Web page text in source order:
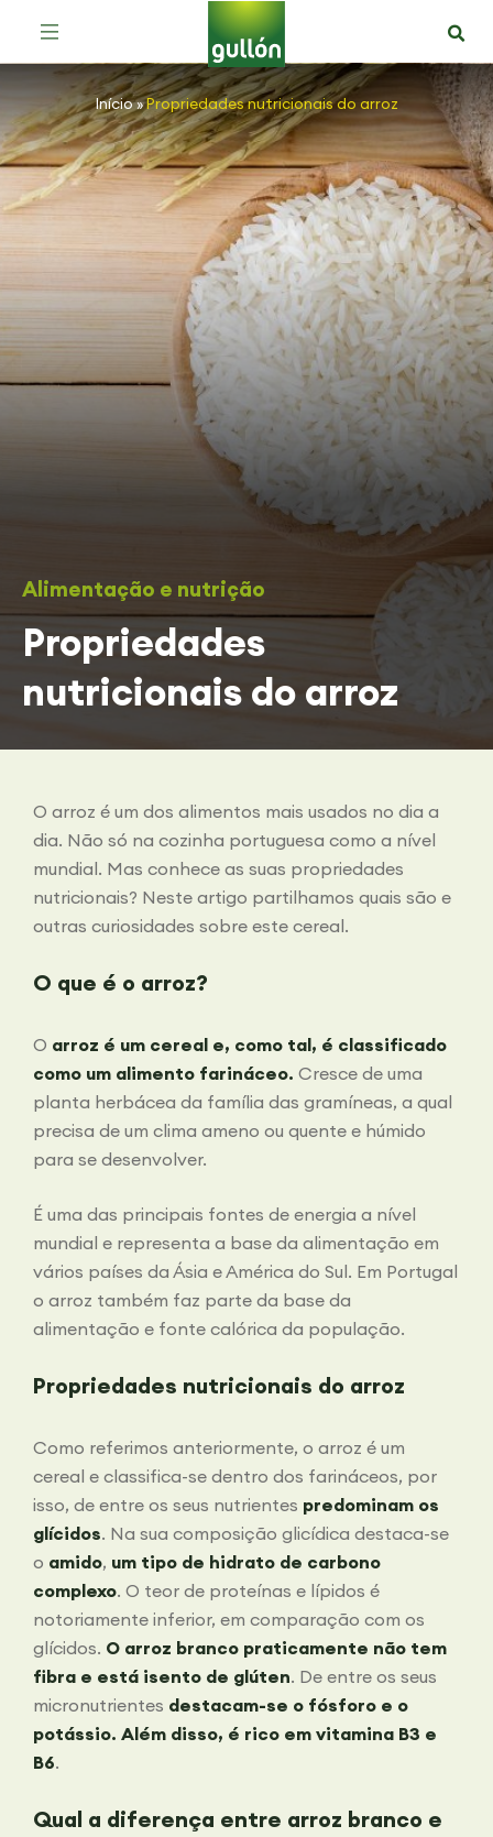
Início»Propriedades nutricionais do arroz
Alimentação e nutrição
Propriedades
nutricionais do arroz
O arroz é um dos alimentos mais usados no dia a
dia. Não só na cozinha portuguesa como a nível
mundial. Mas conhece as suas propriedades
nutricionais? Neste artigo partilhamos quais são e
outras curiosidades sobre este cereal.
O que é o arroz?
O arroz é um cereal e, como tal, é classificado
como um alimento farináceo. Cresce de uma
planta herbácea da família das gramíneas, a qual
precisa de um clima ameno ou quente e húmido
para se desenvolver.
É uma das principais fontes de energia a nível
mundial e representa a base da alimentação em
vários países da Ásia e América do Sul. Em Portugal
o arroz também faz parte da base da
alimentação e fonte calórica da população.
Propriedades nutricionais do arroz
Como referimos anteriormente, o arroz é um
cereal e classifica-se dentro dos farináceos, por
isso, de entre os seus nutrientes predominam os
glícidos. Na sua composição glicídica destaca-se
o amido, um tipo de hidrato de carbono
complexo. O teor de proteínas e lípidos é
notoriamente inferior, em comparação com os
glícidos. O arroz branco praticamente não tem
fibra e está isento de glúten. De entre os seus
micronutrientes destacam-se o fósforo e o
potássio. Além disso, é rico em vitamina B3 e
B6.
Qual a diferença entre arroz branco e